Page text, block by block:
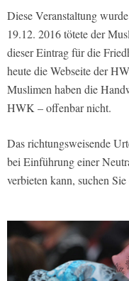
Diese Veranstaltung
19.12. 2016 tötete der
dieser Eintrag für die
heute die Webseite der
Muslimen haben die
HWK – offenbar nicht.
Das richtungsweisende
bei Einführung einer
verbieten kann, suchen